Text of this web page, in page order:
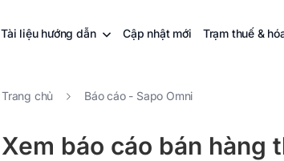
Tài liệu hướng dẫn Cập nhật mới Trạm thuế &
Trang chủ Báo cáo - Sapo Omni
Xem báo cáo bán hàng